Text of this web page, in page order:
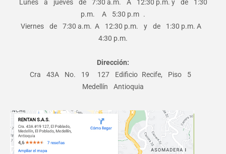
Lunes a jueves de 7:30 a.m. A 12:30 p.m. y de 1:30
p.m. A 5:30 p.m .
Viernes de 7:30 a.m. A 12:30 p.m. y de 1:30 p.m. A
4:30 p.m.
Dirección:
Cra 43A No. 19 ­ 127 Edificio Recife, Piso 5
Medellín Antioquia